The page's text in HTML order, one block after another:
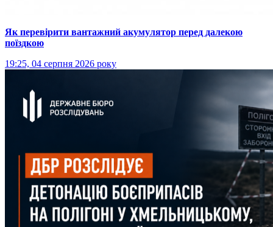
Як перевірити вантажний акумулятор перед далекою
поїздкою
19:25, 04 серпня 2026 року